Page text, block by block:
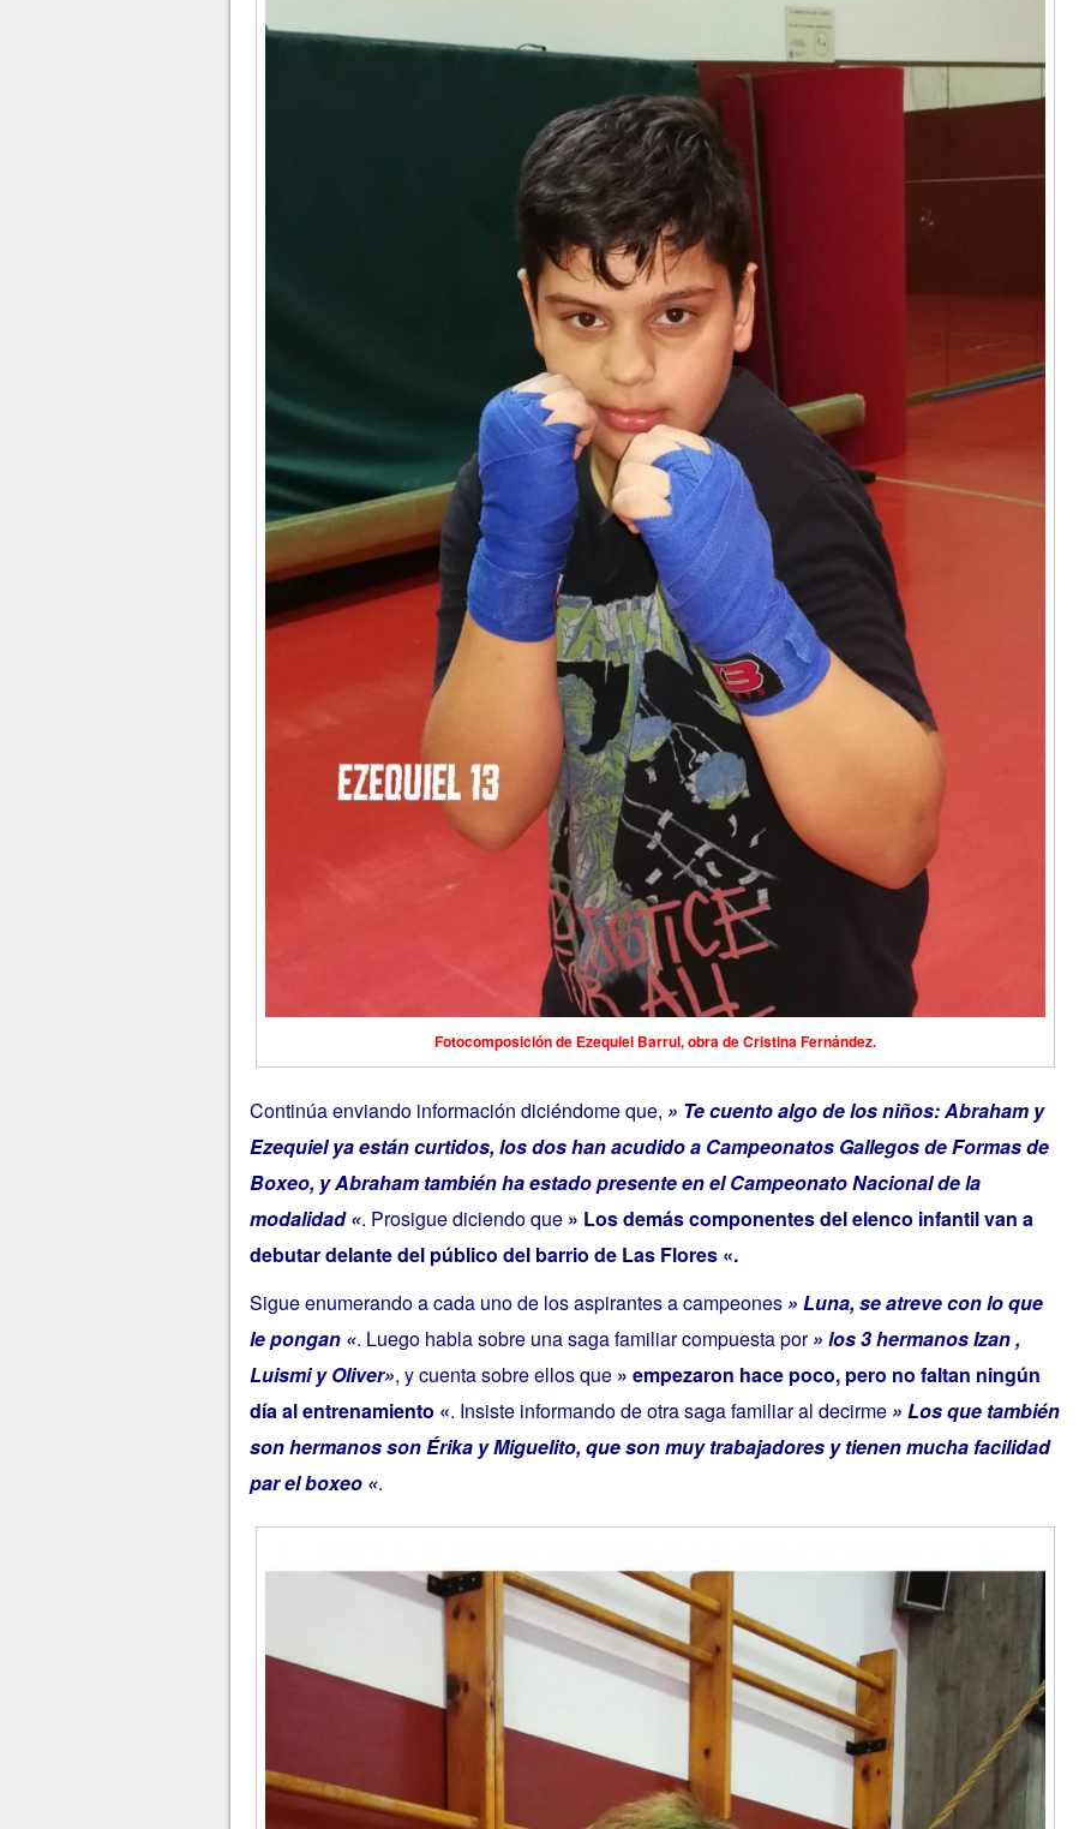
Fotocomposición de Ezequiel Barrul, obra de Cristina Fernández.
Continúa enviando información diciéndome que, » Te cuento algo de los niños: Abraham y
Ezequiel ya están curtidos, los dos han acudido a Campeonatos Gallegos de Formas de
Boxeo, y Abraham también ha estado presente en el Campeonato Nacional de la
modalidad «. Prosigue diciendo que » Los demás componentes del elenco infantil van a
debutar delante del público del barrio de Las Flores «.
Sigue enumerando a cada uno de los aspirantes a campeones » Luna, se atreve con lo que
le pongan «. Luego habla sobre una saga familiar compuesta por» los 3 hermanos Izan ,
Luismi y Oliver», y cuenta sobre ellos que » empezaron hace poco, pero no faltan ningún
día al entrenamiento «. Insiste informando de otra saga familiar al decirme » Los que también
son hermanos son Érika y Miguelito, que son muy trabajadores y tienen mucha facilidad
par el boxeo «.